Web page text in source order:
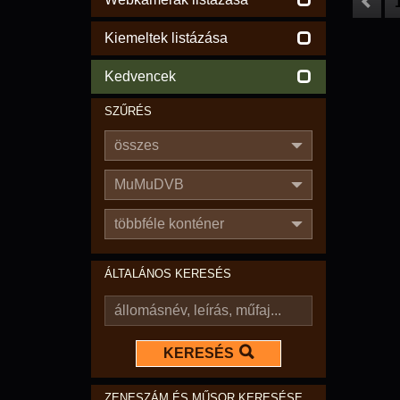
Kiemeltek listázása
Kedvencek
SZŰRÉS
összes
MuMuDVB
többféle konténer
ÁLTALÁNOS KERESÉS
KERESÉS